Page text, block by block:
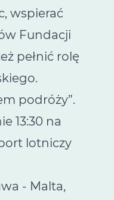
wspierać
Fundacji
pełnić rolę
podróży”.
13:30 na
lotniczy
- Malta,